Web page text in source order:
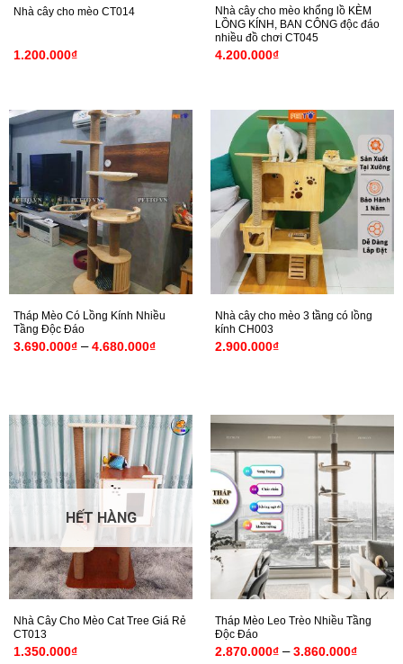
Nhà cây cho mèo CT014
1.200.000₫
Nhà cây cho mèo khổng lồ KÈM
LỒNG KÍNH, BAN CÔNG độc đáo
nhiều đồ chơi CT045
4.200.000₫
Tháp Mèo Có Lồng Kính Nhiều
Tầng Độc Đáo
3.690.000₫ – 4.680.000₫Khoảng
4.680.000₫
Nhà cây cho mèo 3 tầng có lồng
kính CH003
2.900.000₫
HẾT HÀNG
Nhà Cây Cho Mèo Cat Tree Giá Rẻ
CT013
1.350.000₫
Tháp Mèo Leo Trèo Nhiều Tầng
Độc Đáo
2.870.000₫ – 3.860.000₫Khoảng